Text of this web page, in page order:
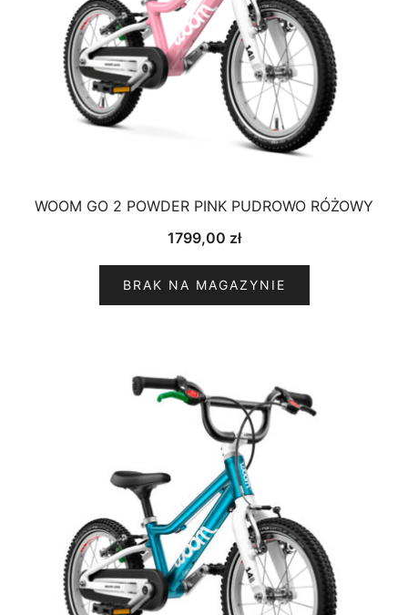
WOOM GO 2 POWDER PINK PUDROWO RÓŻOWY
1799,00 zł
BRAK NA MAGAZYNIE